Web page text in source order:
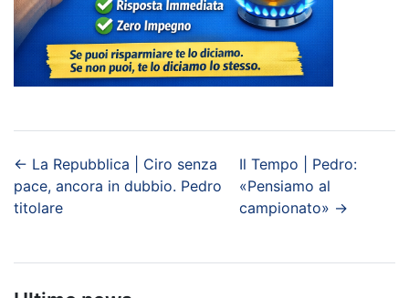
← La Repubblica | Ciro senza
pace, ancora in dubbio. Pedro
titolare
Il Tempo | Pedro:
«Pensiamo al
campionato» →